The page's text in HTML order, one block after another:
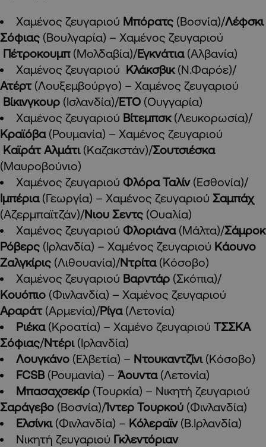
Χαμένος ζευγαριού Μπόρατς (Βοσνία)/Λέφσκι
Σόφιας (Βουλγαρία) – Χαμένος ζευγαριού
Πέτροκουμπ(Μολδαβία)/Εγκνάτια(Αλβανία)
Χαμένος ζευγαριού Κλάκσβικ (Ν.Φαρόε)/
Ατέρτ(Λουξεμβούργο) – Χαμένος ζευγαριού
Βίκινγκουρ (Ισλανδία)/ΕΤΟ (Ουγγαρία)
Χαμένος ζευγαριού Βίτεμπσκ(Λευκορωσία)/
Κραϊόβα(Ρουμανία) – Χαμένος ζευγαριού
Καϊράτ Αλμάτι(Καζακστάν)/Σουτσιέσκα
(Μαυροβούνιο)
Χαμένος ζευγαριού Φλόρα Ταλίν(Εσθονία)/
Ιμπέρια(Γεωργία) – Χαμένος ζευγαριού Σαμπάχ
(Αζερμπαϊτζάν)/Νιου Σεντς (Ουαλία)
Χαμένος ζευγαριού Φλοριάνα(Μάλτα)/Σάμροκ
Ρόβερς (Ιρλανδία) – Χαμένος ζευγαριού Κάουνο
Ζαλγκίρις (Λιθουανία)/Ντρίτα(Κόσοβο)
Χαμένος ζευγαριού Βαρντάρ (Σκόπια)/
Κουόπιο (Φινλανδία) – Χαμένος ζευγαριού
Αραράτ (Αρμενία)/Ρίγα(Λετονία)
Ριέκα(Κροατία) – Χαμένο ζευγαριού ΤΣΣΚΑ
Σόφιας/Ντέρι(Ιρλανδία)
Λουγκάνο (Ελβετία) – Ντουκαντζίνι (Κόσοβο)
FCSB (Ρουμανία) – Άουντα(Λετονία)
Μπασαχσεκίρ (Τουρκία) – Νικητή ζευγαριού
Σαράγεβο (Βοσνία)/Ίντερ Τουρκού (Φινλανδία)
Ελσίνκι (Φινλανδία) – Κόλεραϊν (Β.Ιρλανδία)
Νικητή ζευγαριού Γκλεντόριαν